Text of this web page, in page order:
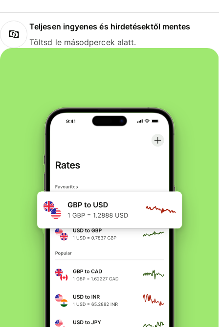
Teljesen ingyenes és hirdetésektől mentes
Töltsd le másodpercek alatt.